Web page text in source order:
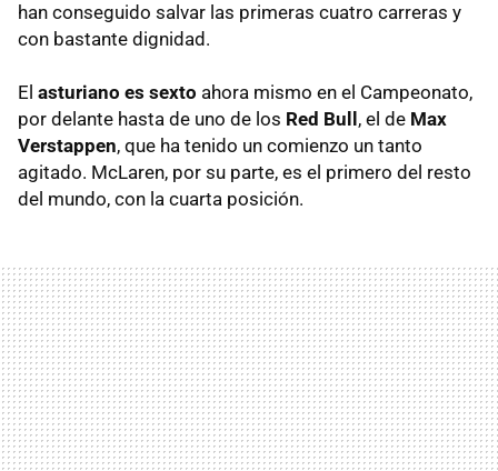
han conseguido salvar las primeras cuatro carreras y
con bastante dignidad.
El asturiano es sexto ahora mismo en el Campeonato,
por delante hasta de uno de los Red Bull , el de Max
Verstappen, que ha tenido un comienzo un tanto
agitado. McLaren, por su parte, es el primero del resto
del mundo, con la cuarta posición.